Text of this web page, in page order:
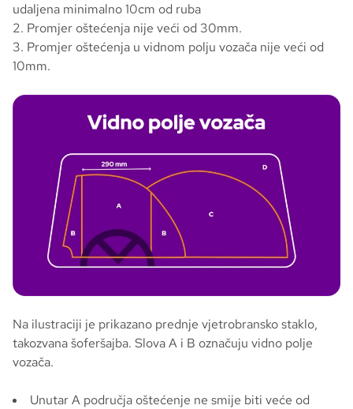
udaljena minimalno 10cm od ruba
Promjer oštećenja nije veći od 30mm.
Promjer oštećenja u vidnom polju vozača nije veći od
10mm.
Na ilustraciji je prikazano prednje vjetrobransko staklo,
takozvana šoferšajba. Slova A i B označuju vidno polje
vozača.
Unutar A područja oštećenje ne smije biti veće od